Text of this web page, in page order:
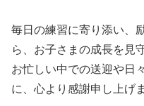
毎日の練習に寄り添い、
ら、お子さまの成長を見
お忙しい中での送迎や日
に、心より感謝申し上げ